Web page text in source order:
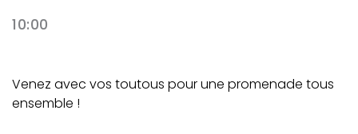
10:00
Venez avec vos toutous pour une promenade tous
ensemble !